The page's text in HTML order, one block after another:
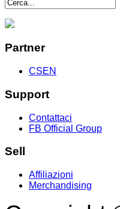
Partner
CSEN
Support
Contattaci
FB Official Group
Sell
Affiliazioni
Merchandising